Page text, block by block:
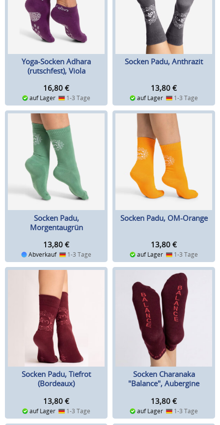
Yoga-Socken Adhara
(rutschfest), Viola
16,80 €
auf Lager 1-3 Tage
Socken Padu, Anthrazit
13,80 €
auf Lager 1-3 Tage
Socken Padu,
Morgentaugrün
13,80 €
Abverkauf 1-3 Tage
Socken Padu, OM-Orange
13,80 €
auf Lager 1-3 Tage
Socken Padu, Tiefrot
(Bordeaux)
13,80 €
auf Lager 1-3 Tage
Socken Charanaka
"Balance", Aubergine
13,80 €
auf Lager 1-3 Tage